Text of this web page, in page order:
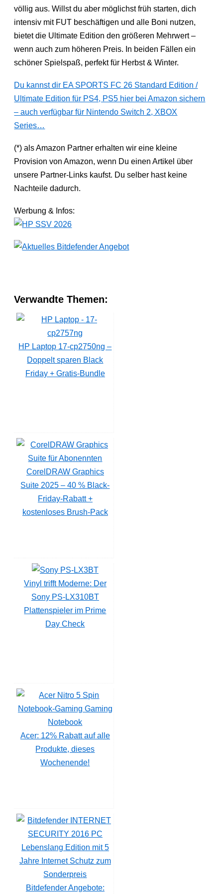
völlig aus. Willst du aber möglichst früh starten, dich
intensiv mit FUT beschäftigen und alle Boni nutzen,
bietet die Ultimate Edition den größeren Mehrwert –
wenn auch zum höheren Preis. In beiden Fällen ein
schöner Spielspaß, perfekt für Herbst & Winter.
Du kannst dir EA SPORTS FC 26 Standard Edition /
Ultimate Edition für PS4, PS5 hier bei Amazon sichern
– auch verfügbar für Nintendo Switch 2, XBOX
Series…
(*) als Amazon Partner erhalten wir eine kleine
Provision von Amazon, wenn Du einen Artikel über
unsere Partner-Links kaufst. Du selber hast keine
Nachteile dadurch.
Werbung & Infos:
Verwandte Themen:
HP Laptop 17-cp2750ng –
Doppelt sparen Black
Friday + Gratis-Bundle
CorelDRAW Graphics
Suite 2025 – 40 % Black-
Friday-Rabatt +
kostenloses Brush-Pack
Vinyl trifft Moderne: Der
Sony PS-LX310BT
Plattenspieler im Prime
Day Check
Acer: 12% Rabatt auf alle
Produkte, dieses
Wochenende!
Bitdefender Angebote: